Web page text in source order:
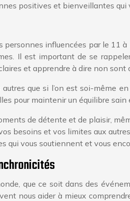
positives et bienveillantes
personnes influencées par le
Il est important de se
et apprendre à dire non
que si l’on est soi-même
pour maintenir un équilibre sain
de détente et de plaisir,
besoins et vos limites aux
qui vous soutiennent et vous
que ce soit dans des
nous aider à mieux